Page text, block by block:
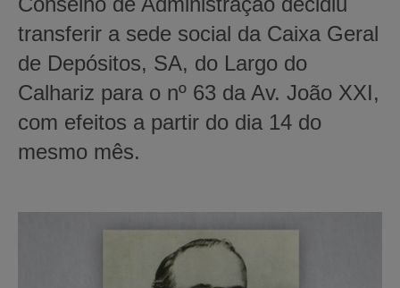
transferir a sede social da Caixa Geral
de Depósitos, SA, do Largo do
Calhariz para o nº 63 da Av. João XXI,
com efeitos a partir do dia 14 do
mesmo mês.